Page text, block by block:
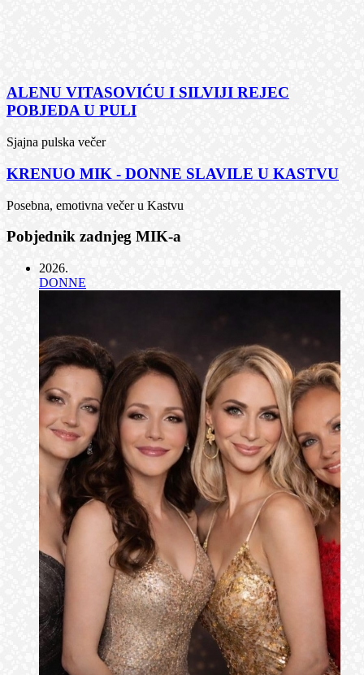
ALENU VITASOVIĆU I SILVIJI REJEC
POBJEDA U PULI
Sjajna pulska večer
KRENUO MIK - DONNE SLAVILE U KASTVU
Posebna, emotivna večer u Kastvu
Pobjednik zadnjeg MIK-a
2026.
DONNE